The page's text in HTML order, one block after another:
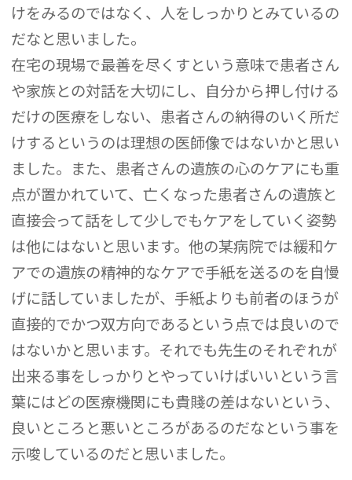
けをみるのではなく、人をしっかりとみているの
だなと思いました。
在宅の現場で最善を尽くすという意味で患者さん
や家族との対話を大切にし、自分から押し付ける
だけの医療をしない、患者さんの納得のいく所だ
けするというのは理想の医師像ではないかと思い
ました。また、患者さんの遺族の心のケアにも重
点が置かれていて、亡くなった患者さんの遺族と
直接会って話をして少しでもケアをしていく姿勢
は他にはないと思います。他の某病院では緩和ケ
アでの遺族の精神的なケアで手紙を送るのを自慢
げに話していましたが、手紙よりも前者のほうが
直接的でかつ双方向であるという点では良いので
はないかと思います。それでも先生のそれぞれが
出来る事をしっかりとやっていけばいいという言
葉にはどの医療機関にも貴賤の差はないという、
良いところと悪いところがあるのだなという事を
示唆しているのだと思いました。